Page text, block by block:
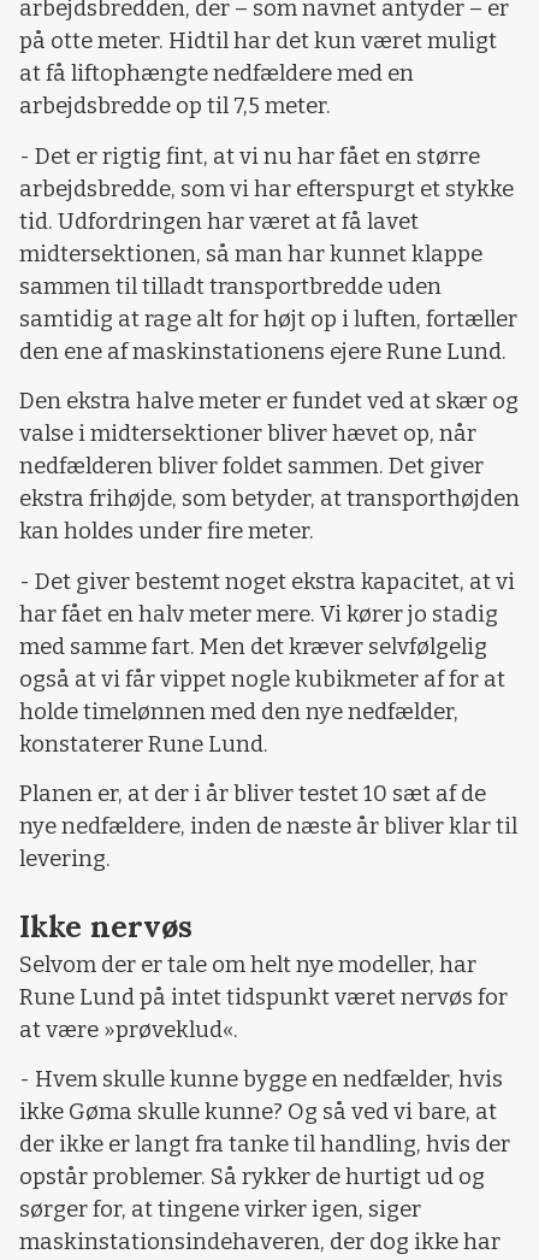
arbejdsbredden, der – som navnet antyder – er
på otte meter. Hidtil har det kun været muligt
at få liftophængte nedfældere med en
arbejdsbredde op til 7,5 meter.
- Det er rigtig fint, at vi nu har fået en større
arbejdsbredde, som vi har efterspurgt et stykke
tid. Udfordringen har været at få lavet
midtersektionen, så man har kunnet klappe
sammen til tilladt transportbredde uden
samtidig at rage alt for højt op i luften, fortæller
den ene af maskinstationens ejere Rune Lund.
Den ekstra halve meter er fundet ved at skær og
valse i midtersektioner bliver hævet op, når
nedfælderen bliver foldet sammen. Det giver
ekstra frihøjde, som betyder, at transporthøjden
kan holdes under fire meter.
- Det giver bestemt noget ekstra kapacitet, at vi
har fået en halv meter mere. Vi kører jo stadig
med samme fart. Men det kræver selvfølgelig
også at vi får vippet nogle kubikmeter af for at
holde timelønnen med den nye nedfælder,
konstaterer Rune Lund.
Planen er, at der i år bliver testet 10 sæt af de
nye nedfældere, inden de næste år bliver klar til
levering.
Ikke nervøs
Selvom der er tale om helt nye modeller, har
Rune Lund på intet tidspunkt været nervøs for
at være »prøveklud«.
- Hvem skulle kunne bygge en nedfælder, hvis
ikke Gøma skulle kunne? Og så ved vi bare, at
der ikke er langt fra tanke til handling, hvis der
opstår problemer. Så rykker de hurtigt ud og
sørger for, at tingene virker igen, siger
maskinstationsindehaveren, der dog ikke har